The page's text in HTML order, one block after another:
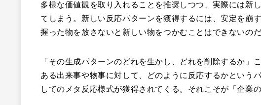
多様な価値観を取り入れることを推奨しつつ、実際には新
てしまう。新しい反応パターンを獲得するには、安定を崩
握った物を放さないと新しい物をつかむことはできないの
「その生成パターンのどれを生かし、どれを削除するか」
ある出来事や物事に対して、どのように反応するかという
してのメタ反応様式が獲得されてくる。それこそが「企業